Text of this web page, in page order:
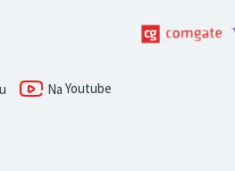
Youtube